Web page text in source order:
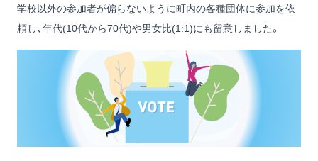
学校以外の参加者が偏らないように町内の各種団体に参加を依
頼し、年代(10代から70代)や男女比(1:1)にも留意しました。